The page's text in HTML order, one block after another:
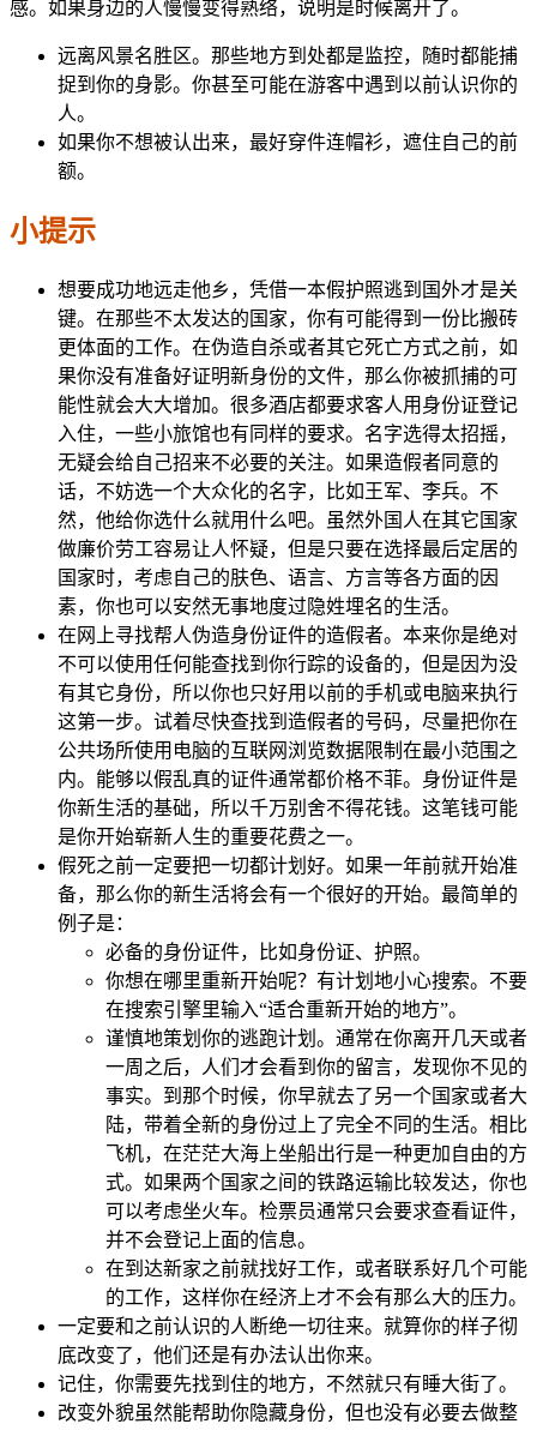
感。如果身边的人慢慢变得熟络，说明是时候离开了。
远离风景名胜区。那些地方到处都是监控，随时都能捕
捉到你的身影。你甚至可能在游客中遇到以前认识你的
人。
如果你不想被认出来，最好穿件连帽衫，遮住自己的前
额。
小提示
想要成功地远走他乡，凭借一本假护照逃到国外才是关
键。在那些不太发达的国家，你有可能得到一份比搬砖
更体面的工作。在伪造自杀或者其它死亡方式之前，如
果你没有准备好证明新身份的文件，那么你被抓捕的可
能性就会大大增加。很多酒店都要求客人用身份证登记
入住，一些小旅馆也有同样的要求。名字选得太招摇，
无疑会给自己招来不必要的关注。如果造假者同意的
话，不妨选一个大众化的名字，比如王军、李兵。不
然，他给你选什么就用什么吧。虽然外国人在其它国家
做廉价劳工容易让人怀疑，但是只要在选择最后定居的
国家时，考虑自己的肤色、语言、方言等各方面的因
素，你也可以安然无事地度过隐姓埋名的生活。
在网上寻找帮人伪造身份证件的造假者。本来你是绝对
不可以使用任何能查找到你行踪的设备的，但是因为没
有其它身份，所以你也只好用以前的手机或电脑来执行
这第一步。试着尽快查找到造假者的号码，尽量把你在
公共场所使用电脑的互联网浏览数据限制在最小范围之
内。能够以假乱真的证件通常都价格不菲。身份证件是
你新生活的基础，所以千万别舍不得花钱。这笔钱可能
是你开始崭新人生的重要花费之一。
假死之前一定要把一切都计划好。如果一年前就开始准
备，那么你的新生活将会有一个很好的开始。最简单的
例子是：
必备的身份证件，比如身份证、护照。
你想在哪里重新开始呢？有计划地小心搜索。不要
在搜索引擎里输入“适合重新开始的地方”。
谨慎地策划你的逃跑计划。通常在你离开几天或者
一周之后，人们才会看到你的留言，发现你不见的
事实。到那个时候，你早就去了另一个国家或者大
陆，带着全新的身份过上了完全不同的生活。相比
飞机，在茫茫大海上坐船出行是一种更加自由的方
式。如果两个国家之间的铁路运输比较发达，你也
可以考虑坐火车。检票员通常只会要求查看证件，
并不会登记上面的信息。
在到达新家之前就找好工作，或者联系好几个可能
的工作，这样你在经济上才不会有那么大的压力。
一定要和之前认识的人断绝一切往来。就算你的样子彻
底改变了，他们还是有办法认出你来。
记住，你需要先找到住的地方，不然就只有睡大街了。
改变外貌虽然能帮助你隐藏身份，但也没有必要去做整